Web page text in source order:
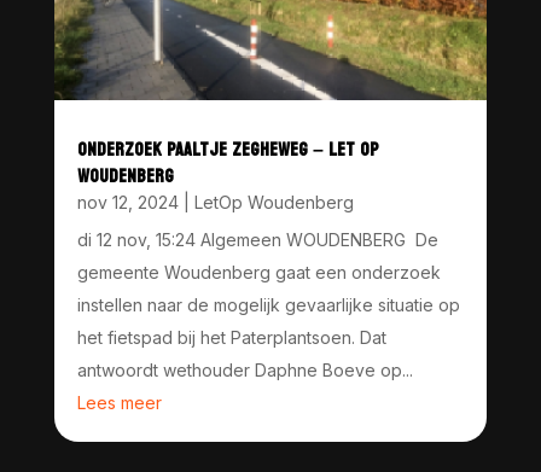
ONDERZOEK PAALTJE ZEGHEWEG – LET OP
WOUDENBERG
nov 12, 2024| LetOp Woudenberg
di 12 nov, 15:24 Algemeen WOUDENBERG De
gemeente Woudenberg gaat een onderzoek
instellen naar de mogelijk gevaarlijke situatie op
het fietspad bij het Paterplantsoen. Dat
antwoordt wethouder Daphne Boeve op...
Lees meer